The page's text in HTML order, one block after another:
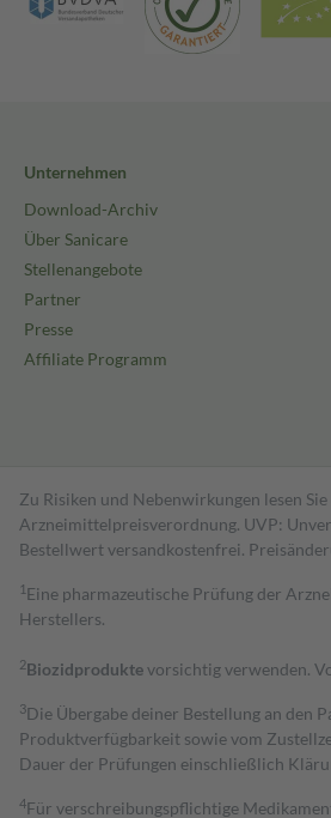
Unternehmen
Download-Archiv
Über Sanicare
Stellenangebote
Partner
Presse
Affiliate Programm
Zu Risiken und Nebenwirkungen lesen
Arzneimittelpreisverordnung. UVP:
Bestell­wert versand­kosten­frei.
1 Eine pharmazeutische Prüfung der
Herstellers.
2Biozidproduktevorsichtig verwenden.
3Die Übergabe deiner Bestellung an den
Produktverfügbarkeit sowie vom
Dauer der Prüfungen einschließlich
4Für verschreibungspflichtige